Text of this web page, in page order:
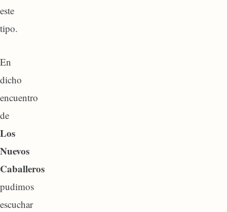
este
tipo.
En
dicho
encuentro
de
Los
Nuevos
Caballeros
pudimos
escuchar